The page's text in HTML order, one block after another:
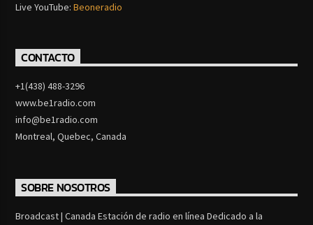
Live YouTube:Beoneradio
CONTACTO
+1(438) 488-3296
www.be1radio.com
info@be1radio.com
Montreal, Quebec, Canada
SOBRE NOSOTROS
Broadcast | Canada Estación de radio en línea Dedicado a la